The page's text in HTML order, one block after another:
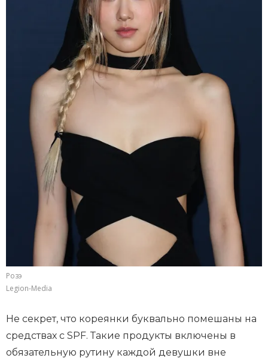
Розэ
Legion-Media
Не секрет, что кореянки буквально помешаны на
средствах с SPF. Такие продукты включены в
обязательную рутину каждой девушки вне